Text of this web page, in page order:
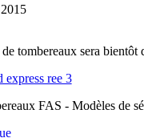
tombereaux sera bientôt
FAS - Modèles de